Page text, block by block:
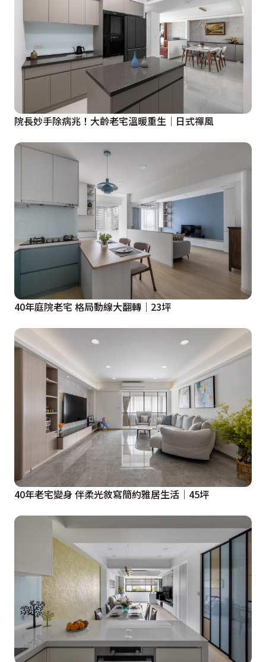
院長妙手除病兆！大齡老宅溫暖重生│日式禪風
40年庭院老宅 格局動線大翻轉｜23坪
40年老宅變身 伴柔光敘寫簡約雅居生活│45坪